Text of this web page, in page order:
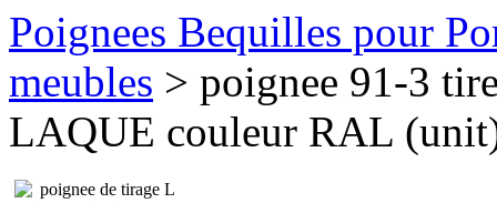
Poignees Bequilles pour
meubles > poignee 91-3
LAQUE couleur RAL